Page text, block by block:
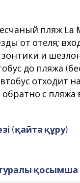
пляж La
от отеля;
зонтики и
до пляжа
отходит
обратно с пляжа
(қайта құру)
қосымша